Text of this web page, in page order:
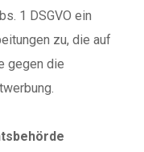
1 DSGVO ein
zu, die auf
gegen die